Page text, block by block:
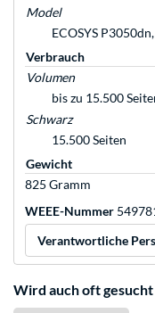
Model
ECOSYS
Verbrauch
Volumen
bis zu 15.500
Schwarz
15.500 Seiten
Gewicht
825 Gramm
WEEE-Nummer
Verantwortliche
Wird auch oft gesucht